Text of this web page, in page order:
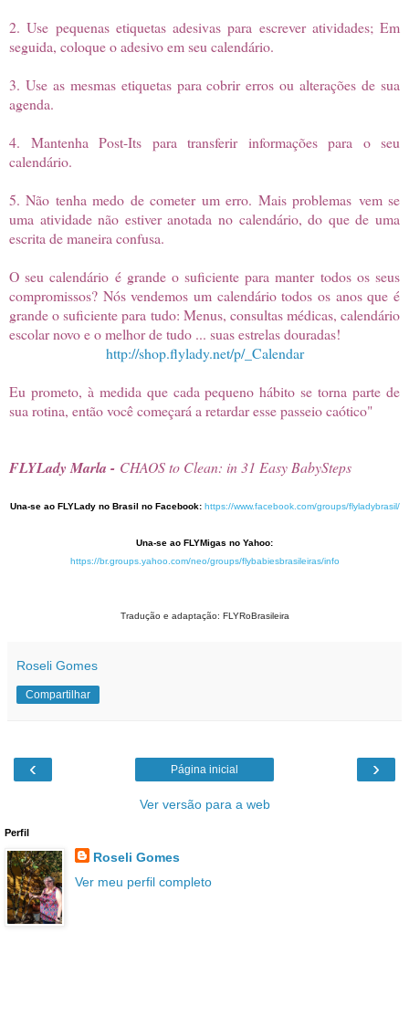
2. Use pequenas etiquetas adesivas para escrever atividades; Em
seguida, coloque o adesivo em seu calendário.
3. Use as mesmas etiquetas para cobrir erros ou alterações de sua
agenda.
4. Mantenha Post-Its para transferir informações para o seu
calendário.
5. Não tenha medo de cometer um erro. Mais problemas vem se
uma atividade não estiver anotada no calendário, do que de uma
escrita de maneira confusa.
O seu calendário é grande o suficiente para manter todos os seus
compromissos? Nós vendemos um calendário todos os anos que é
grande o suficiente para tudo: Menus, consultas médicas, calendário
escolar novo e o melhor de tudo ... suas estrelas douradas!
http://shop.flylady.net/p/_Calendar
Eu prometo, à medida que cada pequeno hábito se torna parte de
sua rotina, então você começará a retardar esse passeio caótico"
FLYLady Marla - CHAOS to Clean: in 31 Easy BabySteps
Una-se ao FLYLady no Brasil no Facebook: https://www.facebook.com/groups/flyladybrasil/
Una-se ao FLYMigas no Yahoo:
https://br.groups.yahoo.com/neo/groups/flybabiesbrasileiras/info
Tradução e adaptação: FLYRoBrasileira
Roseli Gomes
Compartilhar
‹ ›
Página inicial
Ver versão para a web
Perfil
Roseli Gomes
Ver meu perfil completo